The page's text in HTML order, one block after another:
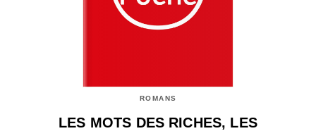
ROMANS
LES MOTS DES RICHES, LES